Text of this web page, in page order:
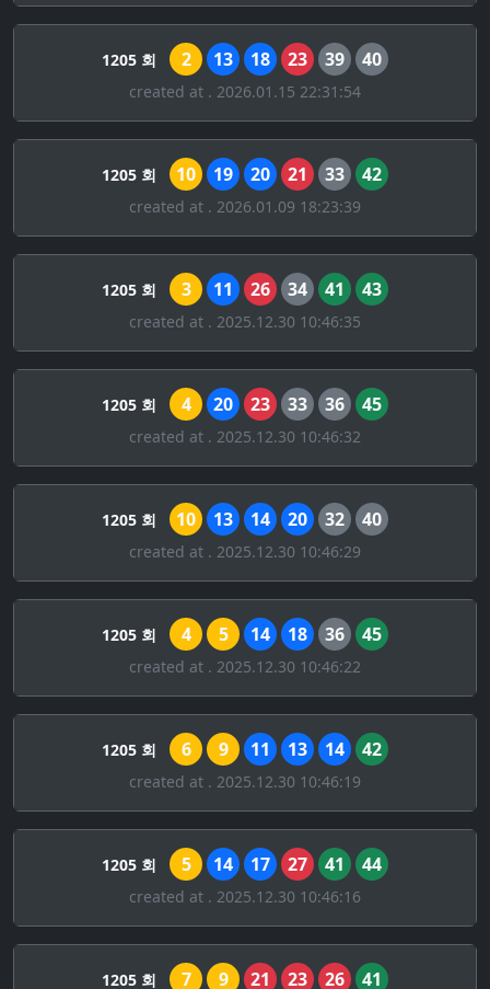
1205 회 2 13 18 23 39 40
created at . 2026.01.15 22:31:54
1205 회 10 19 20 21 33 42
created at . 2026.01.09 18:23:39
1205 회 3 11 26 34 41 43
created at . 2025.12.30 10:46:35
1205 회 4 20 23 33 36 45
created at . 2025.12.30 10:46:32
1205 회 10 13 14 20 32 40
created at . 2025.12.30 10:46:29
1205 회 4 5 14 18 36 45
created at . 2025.12.30 10:46:22
1205 회 6 9 11 13 14 42
created at . 2025.12.30 10:46:19
1205 회 5 14 17 27 41 44
created at . 2025.12.30 10:46:16
1205 회 7 9 21 23 26 41